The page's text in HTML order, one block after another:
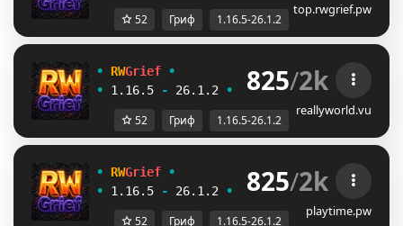
top.rwgrief.pw
52 Гриф 1.16.5-26.1.2
• RWGrief •
ОДИ И
•
1.16.5 - 26.1.2 • ПОЛУЧИ ТОПОВЫЙ
825/2k
reallyworld.vu
52 Гриф 1.16.5-26.1.2
• RWGrief •
ОДИ И
•
1.16.5 - 26.1.2 • ПОЛУЧИ ТОПОВЫЙ
825/2k
playtime.pw
52 Гриф 1.16.5-26.1.2